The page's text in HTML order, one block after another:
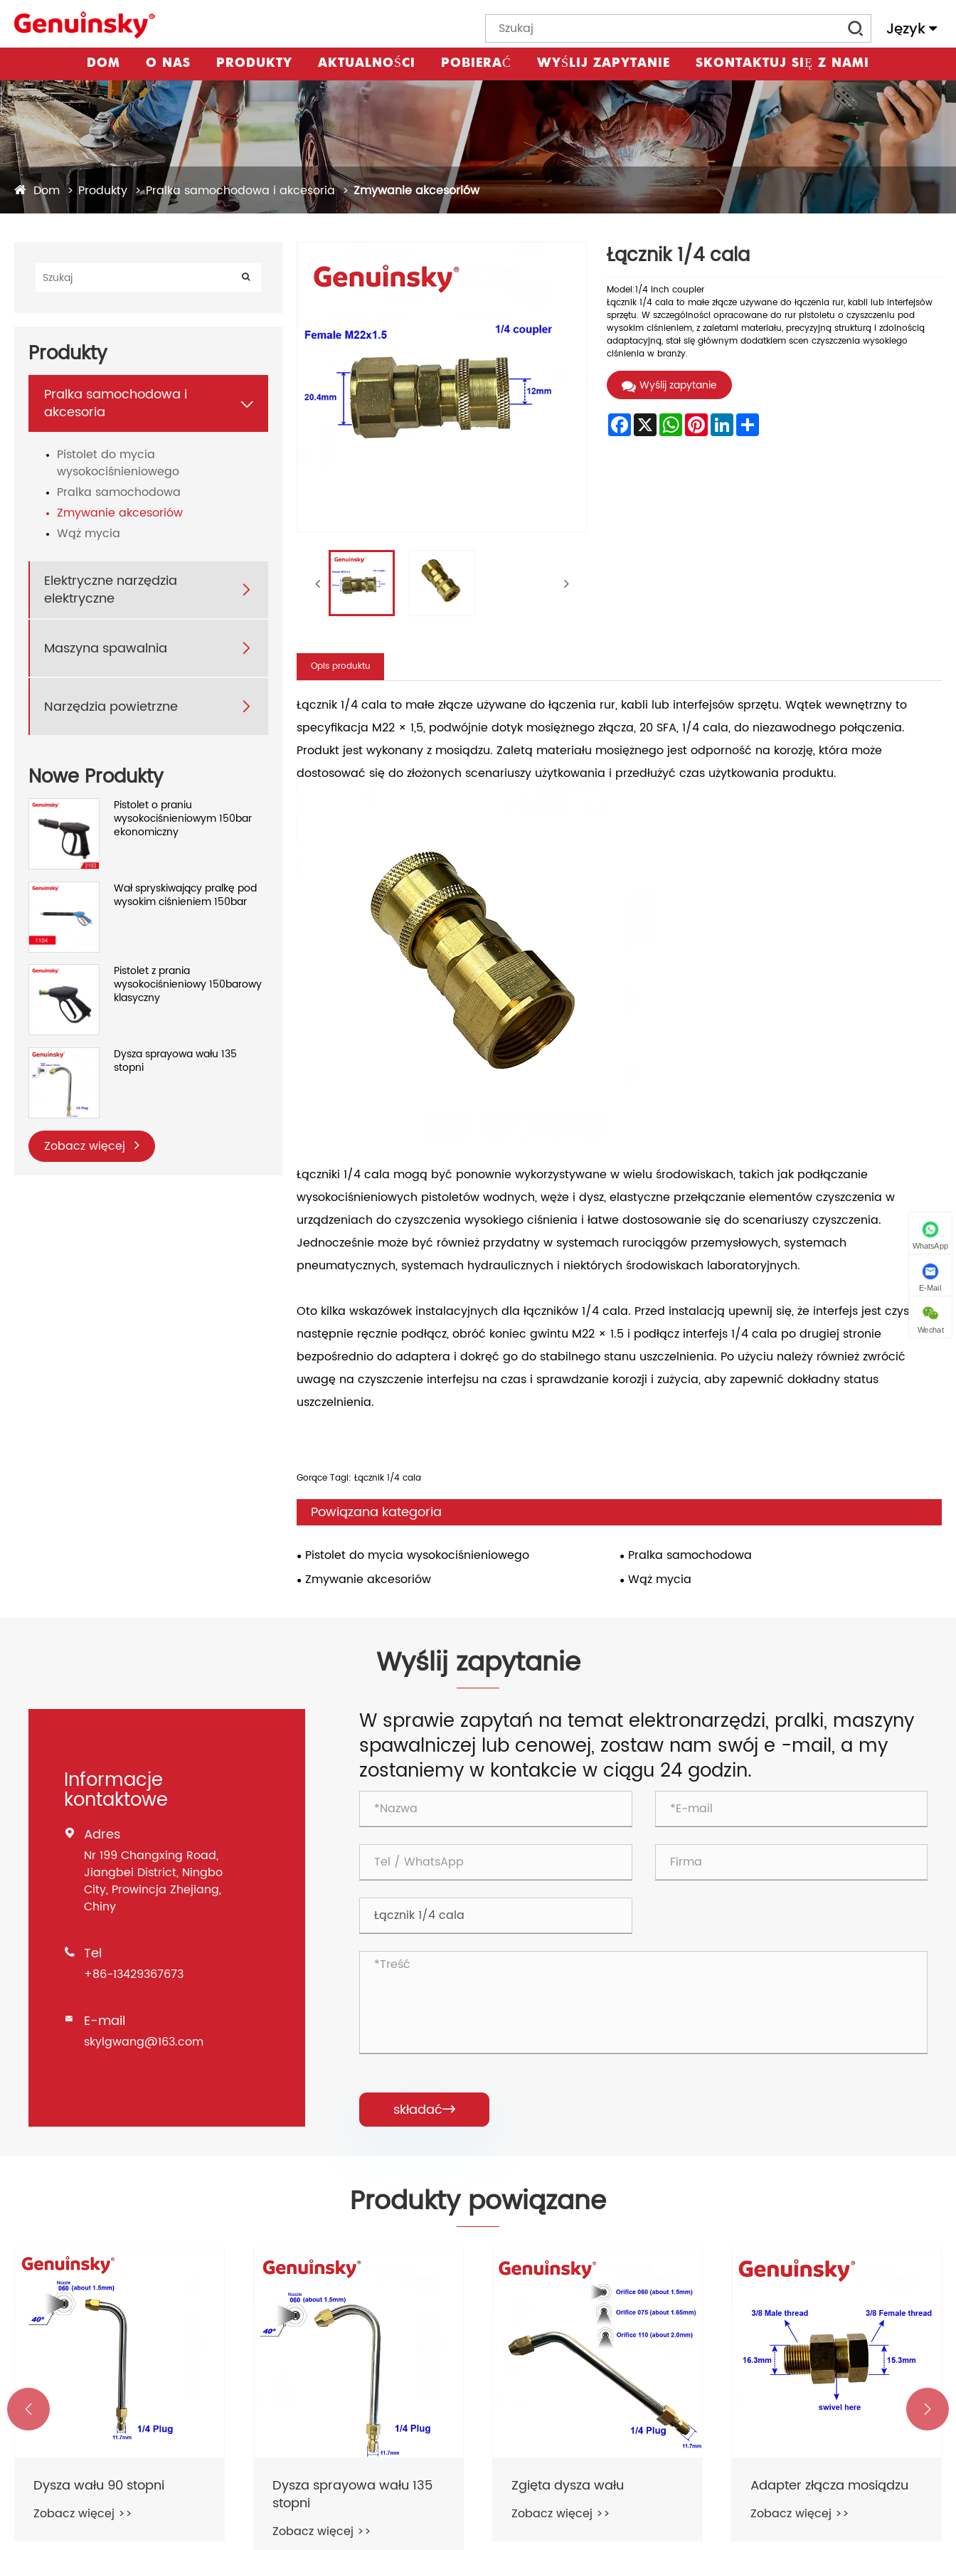
Język
DOM O NAS PRODUKTY AKTUALNOŚCI POBIERAĆ WYŚLIJ ZAPYTANIE SKONTAKTUJ SIĘ Z NAMI
Dom Produkty Pralka samochodowa i akcesoria Zmywanie akcesoriów
Produkty
Pralka samochodowa i
akcesoria

Pistolet do mycia
wysokociśnieniowego
Pralka samochodowa
Zmywanie akcesoriów
Wąż mycia
Elektryczne narzędzia
elektryczne

Maszyna spawalnia 
Narzędzia powietrzne 
Nowe Produkty
Pistolet o praniu
wysokociśnieniowym 150bar
ekonomiczny
Wał spryskiwający pralkę pod
wysokim ciśnieniem 150bar
Pistolet z prania
wysokociśnieniowy 150barowy
klasyczny
Dysza sprayowa wału 135
stopni
Zobacz więcej
Łącznik 1/4 cala
Model:1/4 inch coupler
Łącznik 1/4 cala to małe złącze używane do łączenia rur, kabli lub interfejsów
sprzętu. W szczególności opracowane do rur pistoletu o czyszczeniu pod
wysokim ciśnieniem, z zaletami materiału, precyzyjną strukturą i zdolnością
adaptacyjną, stał się głównym dodatkiem scen czyszczenia wysokiego
ciśnienia w branży.
Wyślij zapytanie
Facebook
X WhatsApp
PinterestLinkedInShare
Opis produktu
Łącznik 1/4 cala to małe złącze używane do łączenia rur, kabli lub interfejsów sprzętu. Wątek wewnętrzny to
specyfikacja M22 × 1,5, podwójnie dotyk mosiężnego złącza, 20 SFA, 1/4 cala, do niezawodnego połączenia.
Produkt jest wykonany z mosiądzu. Zaletą materiału mosiężnego jest odporność na korozję, która może
dostosować się do złożonych scenariuszy użytkowania i przedłużyć czas użytkowania produktu.
Łączniki 1/4 cala mogą być ponownie wykorzystywane w wielu środowiskach, takich jak podłączanie
wysokociśnieniowych pistoletów wodnych, węże i dysz, elastyczne przełączanie elementów czyszczenia w
urządzeniach do czyszczenia wysokiego ciśnienia i łatwe dostosowanie się do scenariuszy czyszczenia.
Jednocześnie może być również przydatny w systemach rurociągów przemysłowych, systemach
pneumatycznych, systemach hydraulicznych i niektórych środowiskach laboratoryjnych.
Oto kilka wskazówek instalacyjnych dla łączników 1/4 cala. Przed instalacją upewnij się, że interfejs jest czysty, a
następnie ręcznie podłącz, obróć koniec gwintu M22 × 1.5 i podłącz interfejs 1/4 cala po drugiej stronie
bezpośrednio do adaptera i dokręć go do stabilnego stanu uszczelnienia. Po użyciu należy również zwrócić
uwagę na czyszczenie interfejsu na czas i sprawdzanie korozji i zużycia, aby zapewnić dokładny status
uszczelnienia.
Gorące Tagi: Łącznik 1/4 cala
Powiązana kategoria
Pistolet do mycia wysokociśnieniowego
Pralka samochodowa
Zmywanie akcesoriów
Wąż mycia
Wyślij zapytanie
Informacje
kontaktowe
 Adres
Nr 199 Changxing Road,
Jiangbei District, Ningbo
City, Prowincja Zhejiang,
Chiny
 Tel
+86-13429367673
 E-mail
skylgwang@163.com
W sprawie zapytań na temat elektronarzędzi, pralki, maszyny
spawalniczej lub cenowej, zostaw nam swój e -mail, a my
zostaniemy w kontakcie w ciągu 24 godzin.
składać
Produkty powiązane
Dysza wału 90 stopni
Zobacz więcej >>
Dysza sprayowa wału 135
stopni
Zobacz więcej >>
Zgięta dysza wału
Zobacz więcej >>
Adapter złącza mosiądzu
Zobacz więcej >>
 
WhatsApp
E-Mail
Wechat